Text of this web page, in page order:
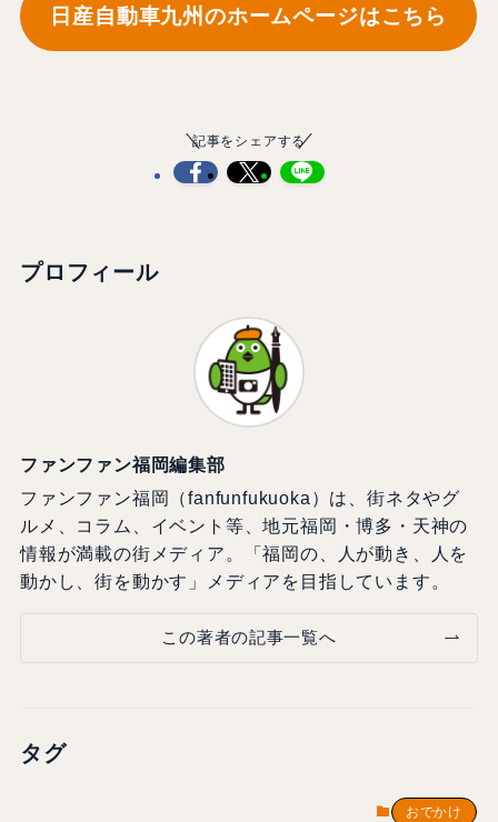
日産自動車九州のホームページはこちら
記事をシェアする
プロフィール
ファンファン福岡編集部
ファンファン福岡（fanfunfukuoka）は、街ネタやグ
ルメ、コラム、イベント等、地元福岡・博多・天神の
情報が満載の街メディア。「福岡の、人が動き、人を
動かし、街を動かす」メディアを目指しています。
この著者の記事一覧へ
タグ
おでかけ